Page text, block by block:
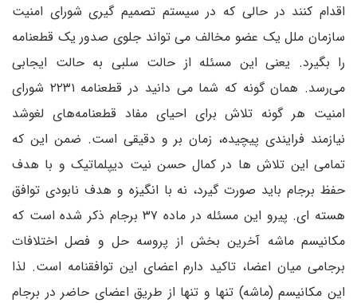
اقدام کنند در حالی که در سیستم تصمیم گیری شورای امنیت
سازمان ملل یک عضو مخالف می تواند جلوی صدور یک قطعنامه
را بگیرد. یعنی این مسئله از حالت سلبی به حالت ایجابی
می‌رسد. همان گونه که شما می دانید در قطعنامه ۲۲۳۱ شورای
امنیت هر گونه تلاش برای احیای مفاد قطعنامه‌های لغوشد
نیازمند فرایندی پیچیده، زمان بر و دقیقی است. ضمن این که
تمامی این تلاش ها در کمال حسن نیت دیپلماتیک و با هدف
حفظ برجام باید صورت گیرد، نه با انگیزه و هدف نابودی توافق
هسته ای. پیرو این مسئله در ماده ۳۷ برجام ذکر شده است که
مکانیسم ماشه آخرین بخش از پروسه حل و فصل اختلافات
برجامی میان اعضا، تاکید دارم اعضای این توافقنامه است. لذا
این مکانیسم (ماشه) تنها و تنها از طریق اعضای حاضر در برجام